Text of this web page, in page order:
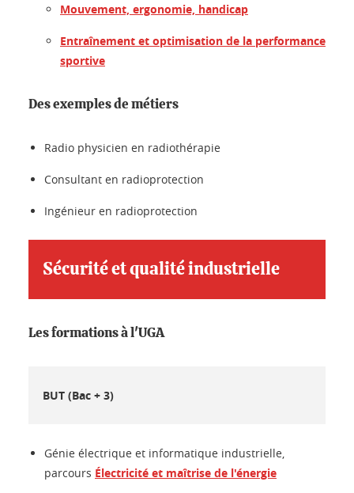
Mouvement, ergonomie, handicap
Entraînement et optimisation de la performance
sportive
Des exemples de métiers
Radio physicien en radiothérapie
Consultant en radioprotection
Ingénieur en radioprotection
Sécurité et qualité industrielle
Les formations à l'UGA
BUT (Bac + 3)
Génie électrique et informatique industrielle,
parcours Électricité et maîtrise de l'énergie